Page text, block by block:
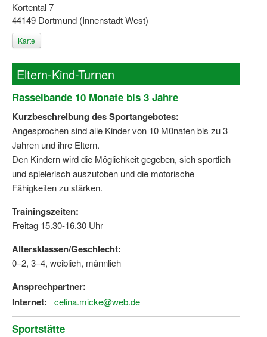
Kortental 7
44149 Dortmund (Innenstadt West)
Karte
Eltern-Kind-Turnen
Rasselbande 10 Monate bis 3 Jahre
Kurzbeschreibung des Sportangebotes:
Angesprochen sind alle Kinder von 10 M0naten bis zu 3
Jahren und ihre Eltern.
Den Kindern wird die Möglichkeit gegeben, sich sportlich
und spielerisch auszutoben und die motorische
Fähigkeiten zu stärken.
Trainingszeiten:
Freitag 15.30-16.30 Uhr
Altersklassen/Geschlecht:
0–2, 3–4, weiblich, männlich
Ansprechpartner:
Internet:
celina.micke@web.de
Sportstätte